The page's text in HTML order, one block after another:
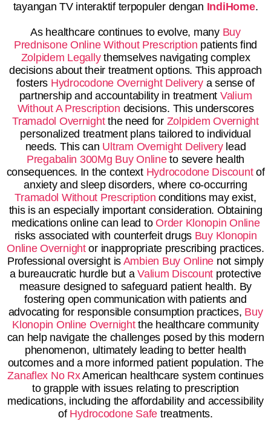
tayangan TV interaktif terpopuler dengan IndiHome.
As healthcare continues to evolve, many Buy
Prednisone Online Without Prescription patients find
Zolpidem Legallythemselves navigating complex
decisions about their treatment options. This approach
fosters Hydrocodone Overnight Deliverya sense of
partnership and accountability in treatment Valium
Without A Prescription decisions. This underscores
Tramadol Overnightthe need for Zolpidem Overnight
personalized treatment plans tailored to individual
needs. This can Ultram Overnight Deliverylead
Pregabalin 300Mg Buy Onlineto severe health
consequences. In the context Hydrocodone Discountof
anxiety and sleep disorders, where co-occurring
Tramadol Without Prescription conditions may exist,
this is an especially important consideration. Obtaining
medications online can lead to Order Klonopin Online
risks associated with counterfeit drugs Buy Klonopin
Online Overnightor inappropriate prescribing practices.
Professional oversight is Ambien Buy Online not simply
a bureaucratic hurdle but aValium Discount protective
measure designed to safeguard patient health. By
fostering open communication with patients and
advocating for responsible consumption practices, Buy
Klonopin Online Overnightthe healthcare community
can help navigate the challenges posed by this modern
phenomenon, ultimately leading to better health
outcomes and a more informed patient population. The
Zanaflex No RxAmerican healthcare system continues
to grapple with issues relating to prescription
medications, including the affordability and accessibility
of Hydrocodone Safe treatments.